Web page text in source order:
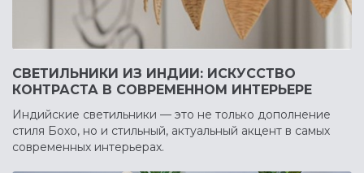
СВЕТИЛЬНИКИ ИЗ ИНДИИ: ИСКУССТВО
КОНТРАСТА В СОВРЕМЕННОМ ИНТЕРЬЕРЕ
Индийские светильники — это не только дополнение
стиля Бохо, но и стильный, актуальный акцент в самых
современных интерьерах.